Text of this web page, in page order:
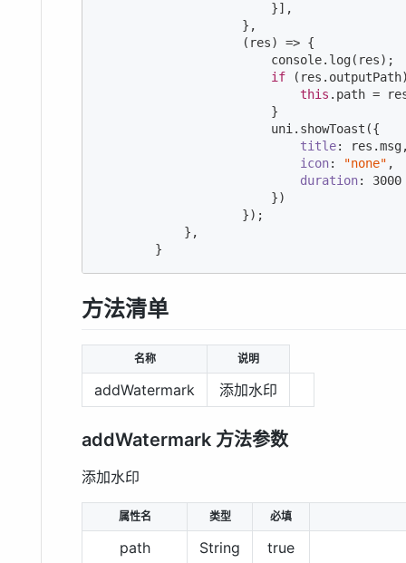
                        }],
                    },
                    (res) => {
console.log(res);
if
this .path =
                        }
                        uni.showToast({
title:
icon: "none" ,
duration: 3000
                        })
                    });
            },
        }
方法清单
名称 说明
addWatermark 添加水印
addWatermark 方法参数
添加水印
属性名 类型 必填
path String true